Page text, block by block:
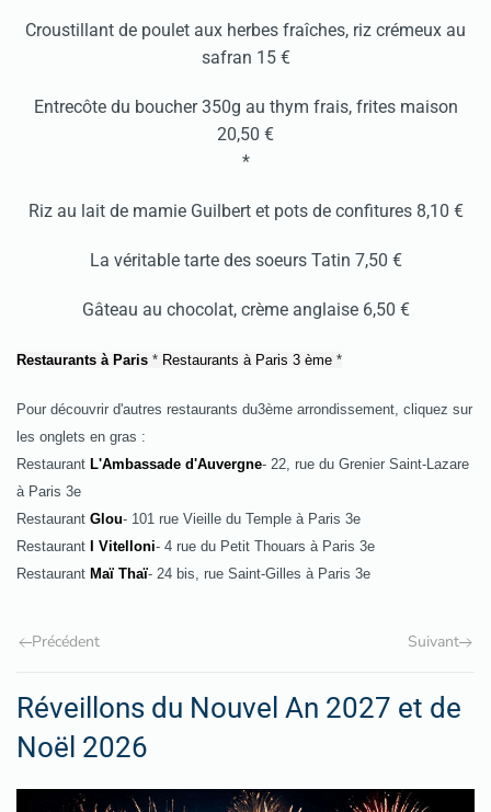
Croustillant de poulet aux herbes fraîches, riz crémeux au
safran 15 €
Entrecôte du boucher 350g au thym frais, frites maison
20,50 €
*
Riz au lait de mamie Guilbert et pots de confitures 8,10 €
La véritable tarte des soeurs Tatin 7,50 €
Gâteau au chocolat, crème anglaise 6,50 €
Restaurants à Paris * Restaurants à Paris 3 ème *
Pour découvrir d'autres restaurants du3ème arrondissement, cliquez sur
les onglets en gras :
Restaurant L'Ambassade d'Auvergne- 22, rue du Grenier Saint-Lazare
à Paris 3e
Restaurant Glou- 101 rue Vieille du Temple à Paris 3e
Restaurant
I Vitelloni- 4 rue du Petit Thouars à Paris 3e
Restaurant Maï Thaï- 24 bis, rue Saint-Gilles à Paris 3e
Précédent Suivant
Réveillons du Nouvel An 2027 et de
Noël 2026